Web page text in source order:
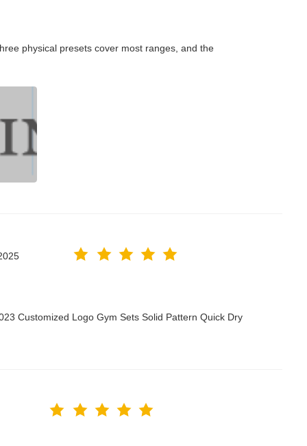
physical presets cover most ranges, and the
Customized Logo Gym Sets Solid Pattern Quick Dry